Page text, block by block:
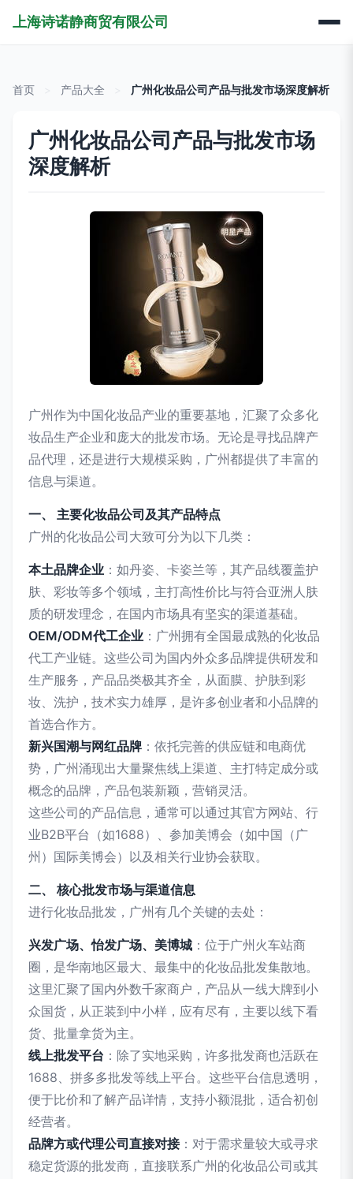
上海诗诺静商贸有限公司
首页 产品大全 广州化妆品公司产品与批发市场深度解析
广州化妆品公司产品与批发市场
深度解析
广州作为中国化妆品产业的重要基地，汇聚了众多化
妆品生产企业和庞大的批发市场。无论是寻找品牌产
品代理，还是进行大规模采购，广州都提供了丰富的
信息与渠道。
一、 主要化妆品公司及其产品特点
广州的化妆品公司大致可分为以下几类：
本土品牌企业 ：如丹姿、卡姿兰等，其产品线覆盖护
肤、彩妆等多个领域，主打高性价比与符合亚洲人肤
质的研发理念，在国内市场具有坚实的渠道基础。
OEM/ODM代工企业 ：广州拥有全国最成熟的化妆品
代工产业链。这些公司为国内外众多品牌提供研发和
生产服务，产品品类极其齐全，从面膜、护肤到彩
妆、洗护，技术实力雄厚，是许多创业者和小品牌的
首选合作方。
新兴国潮与网红品牌 ：依托完善的供应链和电商优
势，广州涌现出大量聚焦线上渠道、主打特定成分或
概念的品牌，产品包装新颖，营销灵活。
这些公司的产品信息，通常可以通过其官方网站、行
业B2B平台（如1688）、参加美博会（如中国（广
州）国际美博会）以及相关行业协会获取。
二、 核心批发市场与渠道信息
进行化妆品批发，广州有几个关键的去处：
兴发广场、怡发广场、美博城 ：位于广州火车站商
圈，是华南地区最大、最集中的化妆品批发集散地。
这里汇聚了国内外数千家商户，产品从一线大牌到小
众国货，从正装到中小样，应有尽有，主要以线下看
货、批量拿货为主。
线上批发平台 ：除了实地采购，许多批发商也活跃在
1688、拼多多批发等线上平台。这些平台信息透明，
便于比价和了解产品详情，支持小额混批，适合初创
经营者。
品牌方或代理公司直接对接：对于需求量较大或寻求
稳定货源的批发商，直接联系广州的化妆品公司或其